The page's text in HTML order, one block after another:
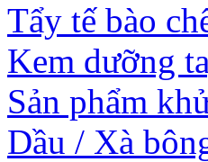
Tẩy tế bào
Kem dưỡng
Sản phẩm
Dầu / Xà